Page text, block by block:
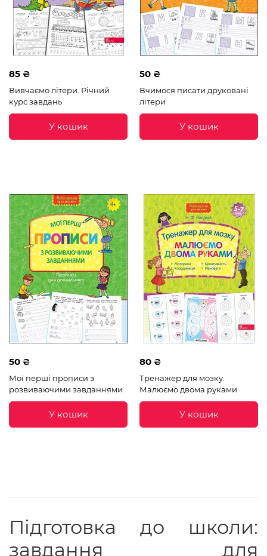
85 ₴
Вивчаємо літери. Річний
курс завдань
У кошик
50 ₴
Вчимося писати друковані
літери
У кошик
50 ₴
Мої перші прописи з
розвиваючими завданнями
У кошик
80 ₴
Тренажер для мозку.
Малюємо двома руками
У кошик
Підготовка до школи:
завдання для